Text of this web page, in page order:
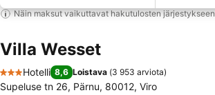
Näin maksut vaikuttavat hakutulosten järjestykseen
Villa Wesset
3 Tähtiluokitus
Hotelli 8,6 Loistava (3 953 arviota)
Supeluse tn 26, Pärnu, 80012, Viro